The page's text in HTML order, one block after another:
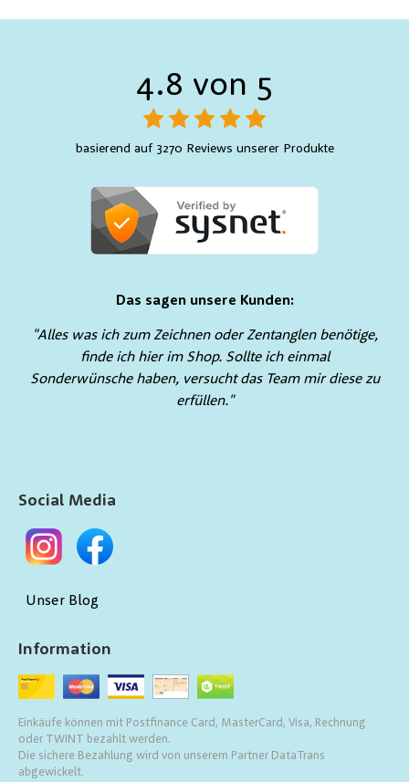
4.8 von 5
basierend auf 3270 Reviews unserer Produkte
Das sagen unsere Kunden:
"Alles was ich zum Zeichnen oder Zentanglen benötige,
finde ich hier im Shop. Sollte ich einmal
Sonderwünsche haben, versucht das Team mir diese zu
erfüllen."
Information
Einkäufe können mit Postfinance Card, MasterCard, Visa, Rechnung
oder TWINT bezahlt werden.
Die sichere Bezahlung wird von unserem Partner DataTrans
abgewickelt.
Social Media
Unser Blog